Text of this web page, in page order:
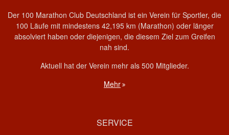
Der 100 Marathon Club Deutschland ist ein Verein für Sportler, die
100 Läufe mit mindestens 42,195 km (Marathon) oder länger
absolviert haben oder diejenigen, die diesem Ziel zum Greifen
nah sind.
Aktuell hat der Verein mehr als 500 Mitglieder.
Mehr
SERVICE